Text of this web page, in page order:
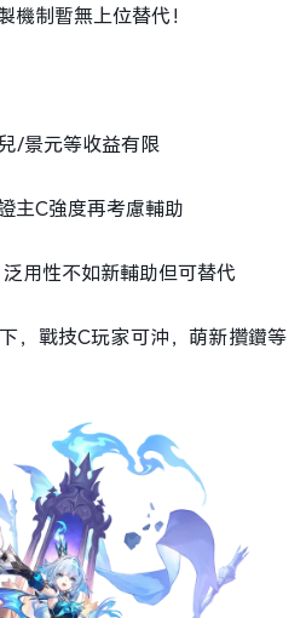
機制暫無上位替代！
/景元等收益有限
主C強度再考慮輔助
用性不如新輔助但可替代
，戰技C玩家可沖，萌新攢鑽等